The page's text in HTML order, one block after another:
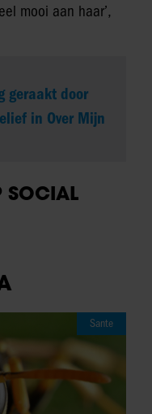
mooi aan haar’,
geraakt door
in Over Mijn
SOCIAL
Sante